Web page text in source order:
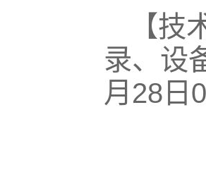
【
录、设
月28日